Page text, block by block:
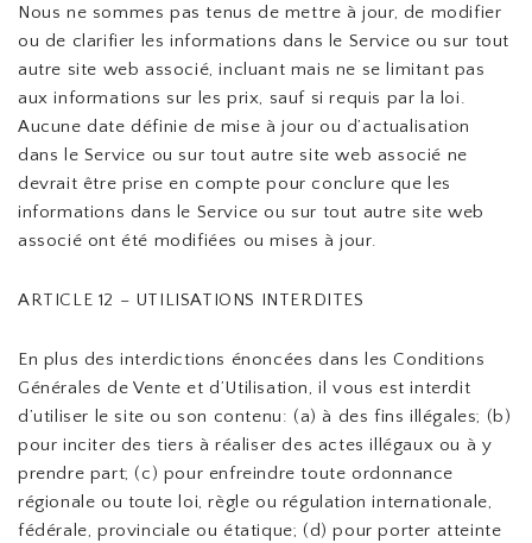
Nous ne sommes pas tenus de mettre à jour, de modifier
ou de clarifier les informations dans le Service ou sur tout
autre site web associé, incluant mais ne se limitant pas
aux informations sur les prix, sauf si requis par la loi.
Aucune date définie de mise à jour ou d’actualisation
dans le Service ou sur tout autre site web associé ne
devrait être prise en compte pour conclure que les
informations dans le Service ou sur tout autre site web
associé ont été modifiées ou mises à jour.
ARTICLE 12 – UTILISATIONS INTERDITES
En plus des interdictions énoncées dans les Conditions
Générales de Vente et d’Utilisation, il vous est interdit
d’utiliser le site ou son contenu: (a) à des fins illégales; (b)
pour inciter des tiers à réaliser des actes illégaux ou à y
prendre part; (c) pour enfreindre toute ordonnance
régionale ou toute loi, règle ou régulation internationale,
fédérale, provinciale ou étatique; (d) pour porter atteinte